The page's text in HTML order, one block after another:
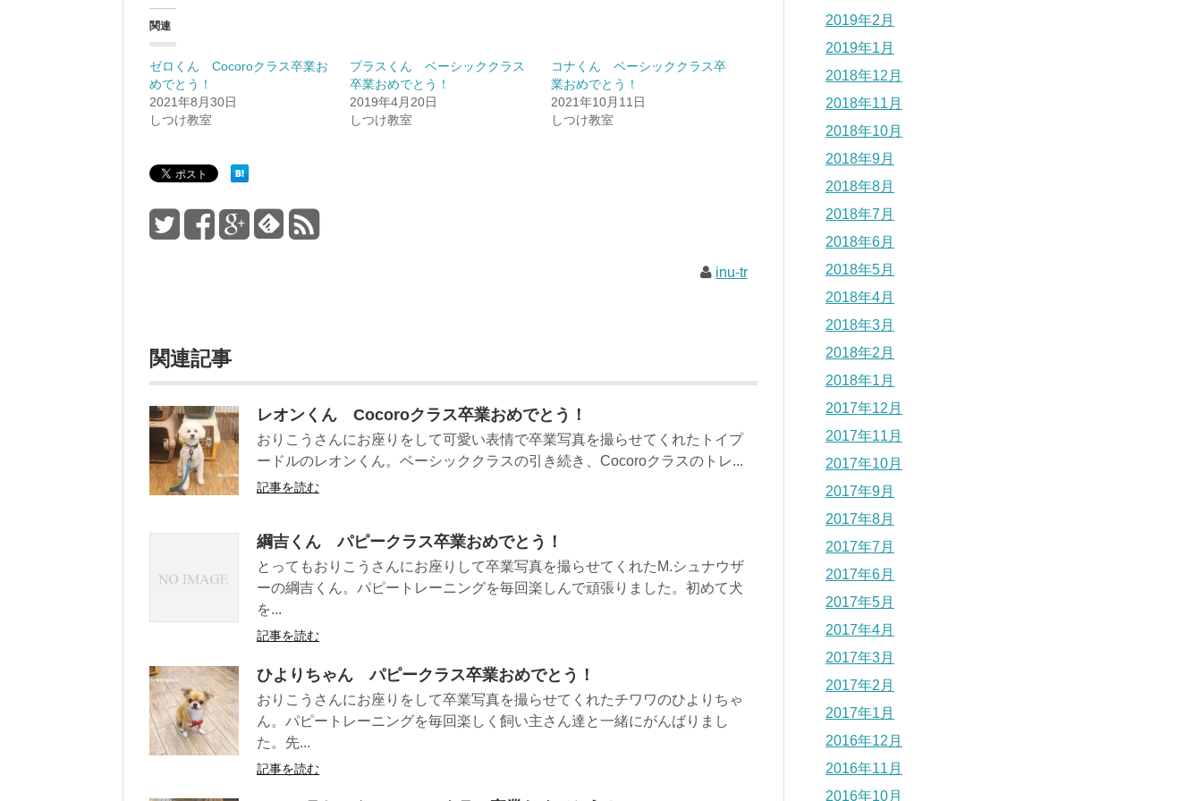
関連
ゼロくん Cocoroクラス卒業お
めでとう！
2021年8月30日
しつけ教室
プラスくん ベーシッククラス
卒業おめでとう！
2019年4月20日
しつけ教室
コナくん ベーシッククラス卒
業おめでとう！
2021年10月11日
しつけ教室
inu-tr
関連記事
レオンくん Cocoroクラス卒業おめでとう！
おりこうさんにお座りをして可愛い表情で卒業写真を撮らせてくれたトイプ
ードルのレオンくん。ベーシッククラスの引き続き、Cocoroクラスのトレ...
記事を読む
綱吉くん パピークラス卒業おめでとう！
とってもおりこうさんにお座りして卒業写真を撮らせてくれたM.シュナウザ
ーの綱吉くん。パピートレーニングを毎回楽しんで頑張りました。初めて犬
を...
記事を読む
ひよりちゃん パピークラス卒業おめでとう！
おりこうさんにお座りをして卒業写真を撮らせてくれたチワワのひよりちゃ
ん。パピートレーニングを毎回楽しく飼い主さん達と一緒にがんばりまし
た。先...
記事を読む
2019年2月
2019年1月
2018年12月
2018年11月
2018年10月
2018年9月
2018年8月
2018年7月
2018年6月
2018年5月
2018年4月
2018年3月
2018年2月
2018年1月
2017年12月
2017年11月
2017年10月
2017年9月
2017年8月
2017年7月
2017年6月
2017年5月
2017年4月
2017年3月
2017年2月
2017年1月
2016年12月
2016年11月
2016年10月